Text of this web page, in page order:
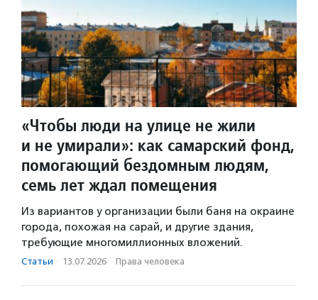
«Чтобы люди на улице не жили
и не умирали»: как самарский фонд,
помогающий бездомным людям,
семь лет ждал помещения
Из вариантов у организации были баня на окраине
города, похожая на сарай, и другие здания,
требующие многомиллионных вложений.
Статьи · 13.07.2026 · Права человека